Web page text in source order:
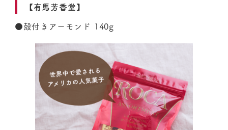
【有馬芳香堂】
●殻付きアーモンド 140g